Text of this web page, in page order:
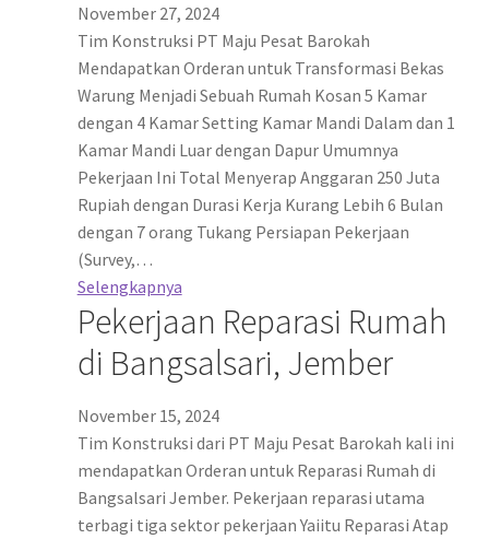
November 27, 2024
Tim Konstruksi PT Maju Pesat Barokah
Mendapatkan Orderan untuk Transformasi Bekas
Warung Menjadi Sebuah Rumah Kosan 5 Kamar
dengan 4 Kamar Setting Kamar Mandi Dalam dan 1
Kamar Mandi Luar dengan Dapur Umumnya
Pekerjaan Ini Total Menyerap Anggaran 250 Juta
Rupiah dengan Durasi Kerja Kurang Lebih 6 Bulan
dengan 7 orang Tukang Persiapan Pekerjaan
(Survey,…
Selengkapnya
Pekerjaan Reparasi Rumah
di Bangsalsari, Jember
November 15, 2024
Tim Konstruksi dari PT Maju Pesat Barokah kali ini
mendapatkan Orderan untuk Reparasi Rumah di
Bangsalsari Jember. Pekerjaan reparasi utama
terbagi tiga sektor pekerjaan Yaiitu Reparasi Atap